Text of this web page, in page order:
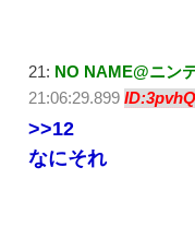
21: NO NAME@ニン
21:06:29.899
>>12
なにそれ